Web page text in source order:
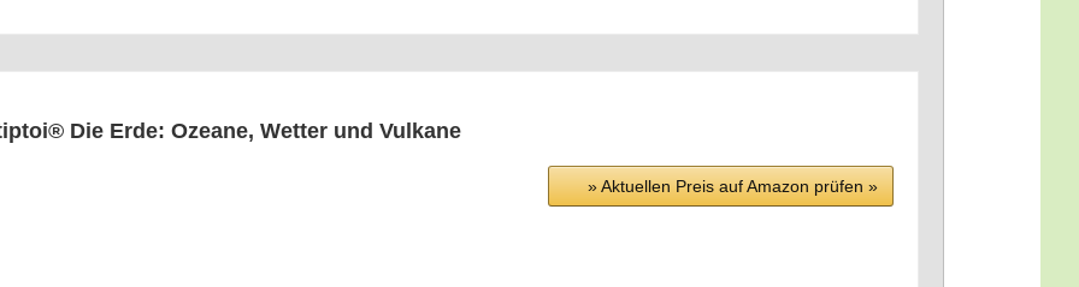
Die Erde: Ozea­ne, Wet­ter und Vulkane
» Aktu­el­len Preis auf Ama­zon prü­fen »